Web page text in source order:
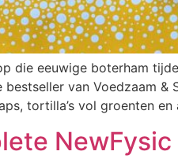
die eeuwige boterham
van Voedzaam
tortilla’s vol groenten